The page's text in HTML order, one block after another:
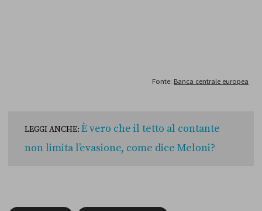
LEGGI ANCHE: È vero che il tetto al contante
non limita l’evasione, come dice Meloni?